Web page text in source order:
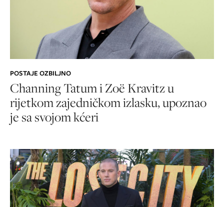
POSTAJE OZBILJNO
Channing Tatum i Zoë Kravitz u
rijetkom zajedničkom izlasku, upoznao
je sa svojom kćeri